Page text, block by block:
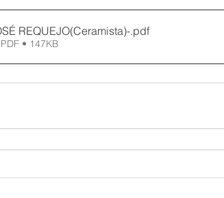
REQUEJO(Ceramista)-.pdf
• 147KB